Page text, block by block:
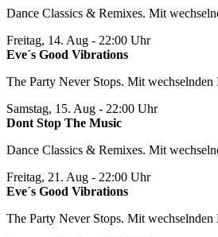
Dance Classics & Remixes. Mit
Freitag, 14. Aug - 22:00 Uhr
Eve´s Good Vibrations
The Party Never Stops. Mit wechselnden
Samstag, 15. Aug - 22:00 Uhr
Dont Stop The Music
Dance Classics & Remixes. Mit
Freitag, 21. Aug - 22:00 Uhr
Eve´s Good Vibrations
The Party Never Stops. Mit wechselnden